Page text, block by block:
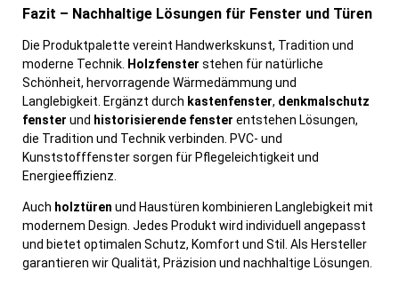
Fazit – Nachhaltige Lösungen für Fenster und Türen
Die Produktpalette vereint Handwerkskunst, Tradition und
moderne Technik. Holzfenster stehen für natürliche
Schönheit, hervorragende Wärmedämmung und
Langlebigkeit. Ergänzt durch kastenfenster, denkmalschutz
fenster und historisierende fenster entstehen Lösungen,
die Tradition und Technik verbinden. PVC- und
Kunststofffenster sorgen für Pflegeleichtigkeit und
Energieeffizienz.
Auch holztüren und Haustüren kombinieren Langlebigkeit mit
modernem Design. Jedes Produkt wird individuell angepasst
und bietet optimalen Schutz, Komfort und Stil. Als Hersteller
garantieren wir Qualität, Präzision und nachhaltige Lösungen.